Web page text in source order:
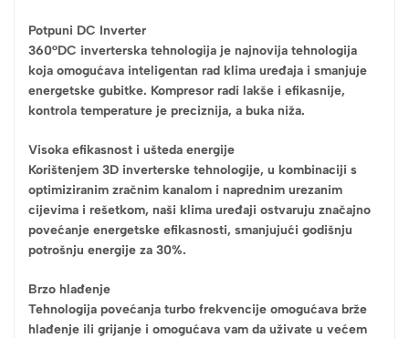
Potpuni DC Inverter
360°DC inverterska tehnologija je najnovija tehnologija
koja omogućava inteligentan rad klima uređaja i smanjuje
energetske gubitke. Kompresor radi lakše i efikasnije,
kontrola temperature je preciznija, a buka niža.
Visoka efikasnost i ušteda energije
Korištenjem 3D inverterske tehnologije, u kombinaciji s
optimiziranim zračnim kanalom i naprednim urezanim
cijevima i rešetkom, naši klima uređaji ostvaruju značajno
povećanje energetske efikasnosti, smanjujući godišnju
potrošnju energije za 30%.
Brzo hlađenje
Tehnologija povećanja turbo frekvencije omogućava brže
hlađenje ili grijanje i omogućava vam da uživate u većem